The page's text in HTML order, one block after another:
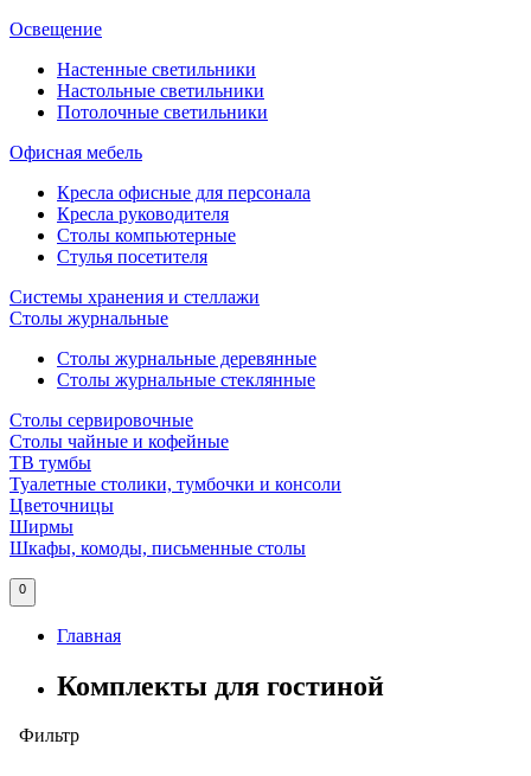
Освещение
Настенные светильники
Настольные светильники
Потолочные светильники
Офисная мебель
Кресла офисные для персонала
Кресла руководителя
Столы компьютерные
Стулья посетителя
Системы хранения и стеллажи
Столы журнальные
Столы журнальные деревянные
Столы журнальные стеклянные
Столы сервировочные
Столы чайные и кофейные
ТВ тумбы
Туалетные столики, тумбочки и консоли
Цветочницы
Ширмы
Шкафы, комоды, письменные столы
0
Главная
Комплекты для гостиной
Фильтр